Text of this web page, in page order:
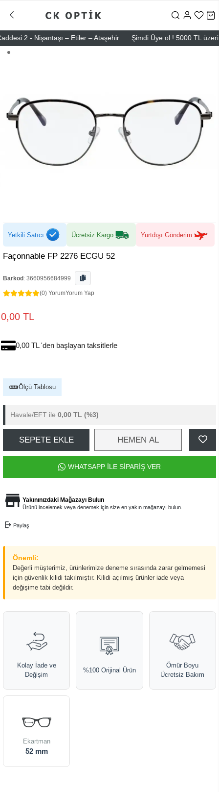
2 - Nişantaşı – Etiler – Ataşehir Şimdi Üye ol ! 5000 TL üzeri
Yetkili Satıcı Ücretsiz Kargo Yurtdışı Gönderim
Façonnable FP 2276 ECGU 52
Barkod : 3660956684999
(0) YorumYorum Yap
0,00 TL
0,00 TL 'den başlayan taksitlerle
Ölçü Tablosu
Havale/EFT ile 0,00 TL (%3)
SEPETE EKLE HEMEN AL
WHATSAPP İLE SİPARİŞ VER
Yakınınızdaki Mağazayı Bulun
Ürünü incelemek veya denemek için size en yakın mağazayı bulun.
Paylaş
Önemli:
Değerli müşterimiz, ürünlerimize deneme sırasında zarar gelmemesi
için güvenlik kilidi takılmıştır. Kilidi açılmış ürünler iade veya
değişime tabi değildir.
Kolay İade ve
Değişim
%100 Orijinal Ürün
Ömür Boyu
Ücretsiz Bakım
Ekartman
52 mm